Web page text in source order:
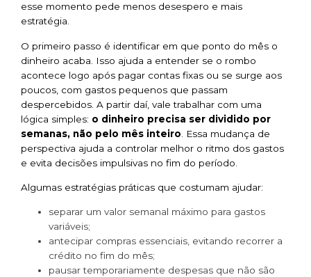
esse momento pede menos desespero e mais
estratégia.
O primeiro passo é identificar em que ponto do mês o
dinheiro acaba. Isso ajuda a entender se o rombo
acontece logo após pagar contas fixas ou se surge aos
poucos, com gastos pequenos que passam
despercebidos. A partir daí, vale trabalhar com uma
lógica simples: o dinheiro precisa ser dividido por
semanas, não pelo mês inteiro . Essa mudança de
perspectiva ajuda a controlar melhor o ritmo dos gastos
e evita decisões impulsivas no fim do período.
Algumas estratégias práticas que costumam ajudar:
separar um valor semanal máximo para gastos
variáveis;
antecipar compras essenciais, evitando recorrer a
crédito no fim do mês;
pausar temporariamente despesas que não são